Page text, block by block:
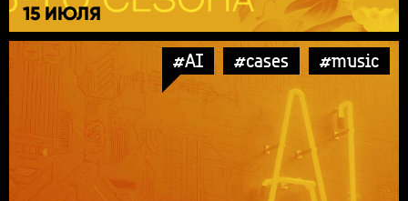
15 ИЮЛЯ
#AI #cases #music